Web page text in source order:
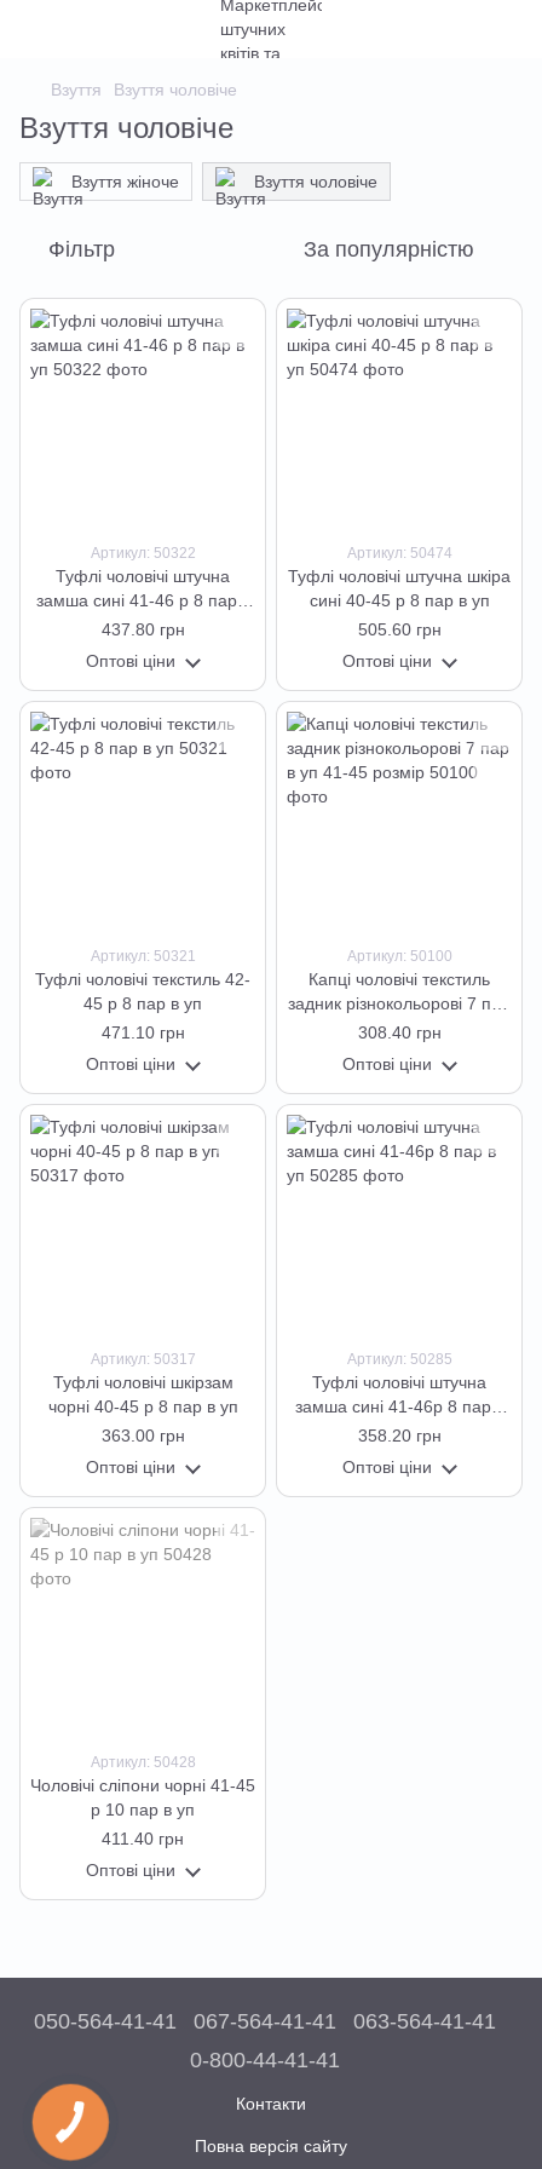
Взуття Взуття чоловіче
Взуття чоловіче
Взуття жіноче Взуття чоловіче
Фільтр За популярністю
Артикул: 50322
Туфлі чоловічі штучна
замша сині 41-46 р 8 пар в
уп
437.80 грн
Оптові ціни
Артикул: 50474
Туфлі чоловічі штучна шкіра
сині 40-45 р 8 пар в уп
505.60 грн
Оптові ціни
Артикул: 50321
Туфлі чоловічі текстиль 42-
45 р 8 пар в уп
471.10 грн
Оптові ціни
Артикул: 50100
Капці чоловічі текстиль
задник різнокольорові 7 пар
в уп 41-45 розмір
308.40 грн
Оптові ціни
Артикул: 50317
Туфлі чоловічі шкірзам
чорні 40-45 р 8 пар в уп
363.00 грн
Оптові ціни
Артикул: 50285
Туфлі чоловічі штучна
замша сині 41-46р 8 пар в
уп
358.20 грн
Оптові ціни
Артикул: 50428
Чоловічі сліпони чорні 41-45
р 10 пар в уп
411.40 грн
Оптові ціни
050-564-41-41 067-564-41-41
063-564-41-41
0-800-44-41-41
Контакти
Повна версія сайту